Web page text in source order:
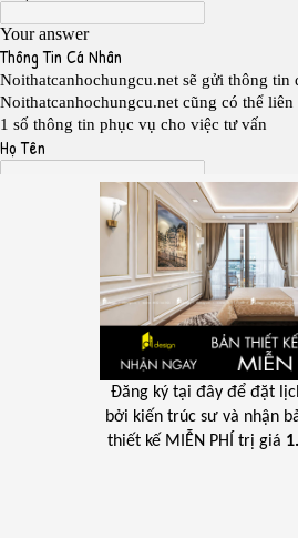
Đăng ký tại đây để đặt
bởi kiến trúc sư và nhận
thiết kế MIỄN PHÍ trị giá